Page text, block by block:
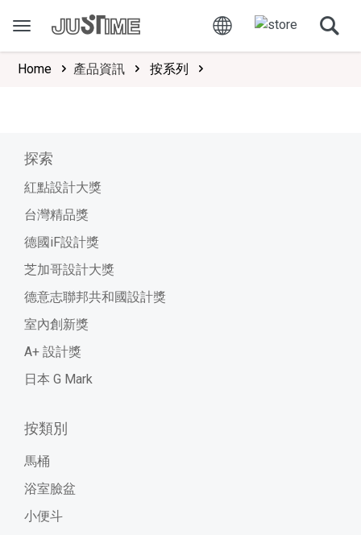
Home 產品資訊 按系列
探索
紅點設計大獎
台灣精品獎
德國iF設計獎
芝加哥設計大獎
德意志聯邦共和國設計獎
室內創新獎
A+ 設計獎
日本 G Mark
按類別
馬桶
浴室臉盆
小便斗